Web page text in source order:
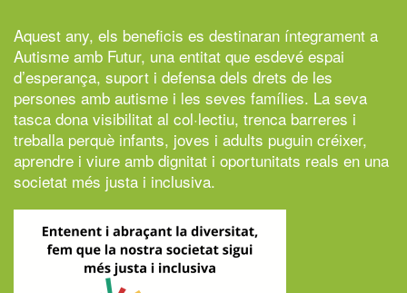
Aquest any, els beneficis es destinaran íntegrament a
Autisme amb Futur, una entitat que esdevé espai
d’esperança, suport i defensa dels drets de les
persones amb autisme i les seves famílies. La seva
tasca dona visibilitat al col·lectiu, trenca barreres i
treballa perquè infants, joves i adults puguin créixer,
aprendre i viure amb dignitat i oportunitats reals en una
societat més justa i inclusiva.